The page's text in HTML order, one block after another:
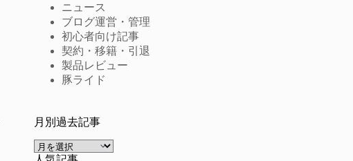
ニュース
ブログ運営・管理
初心者向け記事
契約・移籍・引退
製品レビュー
豚ライド
月別過去記事
ア
ー